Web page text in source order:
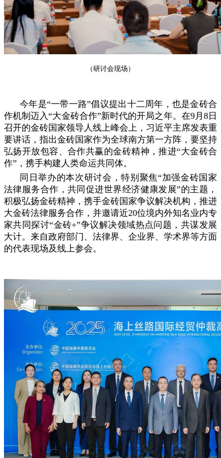
（研讨会现场）
今年是“一带一路”倡议提出十二周年，也是金砖合
作机制迈入“大金砖合作”新时代的开局之年。在9月8日
召开的金砖国家领导人线上峰会上，习近平主席发表重
要讲话，指出金砖国家作为全球南方第一方阵，要坚持
弘扬开放包容、合作共赢的金砖精神，推进“大金砖合
作”，携手构建人类命运共同体。
同日举办的本次研讨会，特别聚焦“加强金砖国家
法律服务合作，共同促进世界经济健康发展”的主题，
积极弘扬金砖精神，携手金砖国家争议解决机构，推进
大金砖法律服务合作，并邀请近20位境内外知名业内专
家共同探讨“金砖+”争议解决领域热点问题，共谋发展
大计。来自政府部门、法律界、企业界、学术界等方面
的代表现场及线上参会。